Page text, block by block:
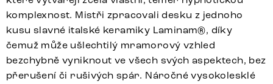
komplexnost. Mistři zpracovali desku z jednoho
kusu slavné italské keramiky Laminam®, díky
čemuž může ušlechtilý mramorový vzhled
bezchybně vyniknout ve všech svých aspektech, bez
přerušení či rušivých spár. Náročné vysokolesklé